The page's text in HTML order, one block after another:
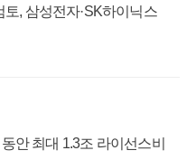
, 삼성전자·SK하이닉스
안 최대 1.3조 라이선스비